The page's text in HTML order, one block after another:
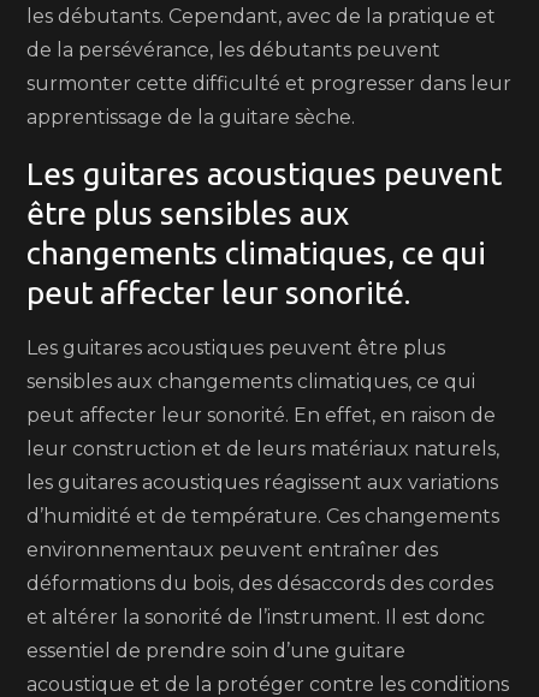
les débutants. Cependant, avec de la pratique et
de la persévérance, les débutants peuvent
surmonter cette difficulté et progresser dans leur
apprentissage de la guitare sèche.
Les guitares acoustiques peuvent
être plus sensibles aux
changements climatiques, ce qui
peut affecter leur sonorité.
Les guitares acoustiques peuvent être plus
sensibles aux changements climatiques, ce qui
peut affecter leur sonorité. En effet, en raison de
leur construction et de leurs matériaux naturels,
les guitares acoustiques réagissent aux variations
d’humidité et de température. Ces changements
environnementaux peuvent entraîner des
déformations du bois, des désaccords des cordes
et altérer la sonorité de l’instrument. Il est donc
essentiel de prendre soin d’une guitare
acoustique et de la protéger contre les conditions